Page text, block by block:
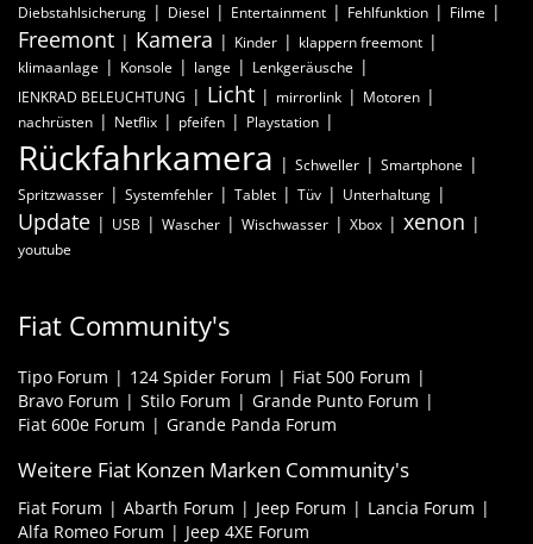
Diebstahlsicherung Diesel Entertainment Fehlfunktion Filme
Freemont Kamera Kinder
klappern freemont
klimaanlage
Konsole lange
Lenkgeräusche
lENKRAD BELEUCHTUNG
Licht mirrorlink
Motoren
nachrüsten
Netflix pfeifen Playstation
Rückfahrkamera Schweller
Smartphone
Spritzwasser
Systemfehler Tablet Tüv Unterhaltung
Update USB Wascher Wischwasser Xbox xenon
youtube
Fiat Community's
Tipo Forum 124 Spider Forum
Fiat 500 Forum
Bravo Forum
Stilo Forum
Grande Punto Forum
Fiat 600e Forum
Grande Panda Forum
Weitere Fiat Konzen Marken Community's
Fiat Forum Abarth Forum Jeep Forum
Lancia Forum
Alfa Romeo Forum
Jeep 4XE Forum